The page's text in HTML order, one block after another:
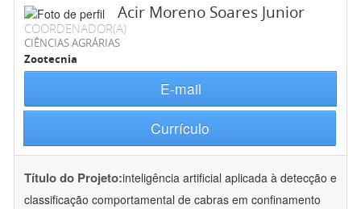
Acir Moreno Soares Junior
COORDENADOR(A)
CIÊNCIAS AGRÁRIAS
Zootecnia
E-mail
Currículo
Título do Projeto:inteligência artificial aplicada à detecção e
classificação comportamental de cabras em confinamento